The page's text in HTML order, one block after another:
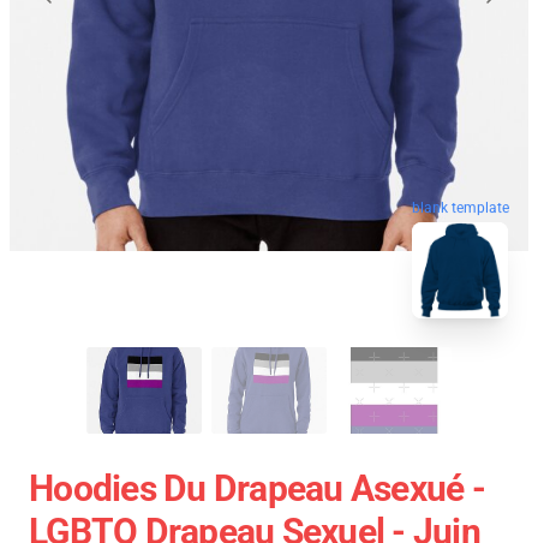
blank template
Hoodies Du Drapeau Asexué -
LGBTQ Drapeau Sexuel - Juin